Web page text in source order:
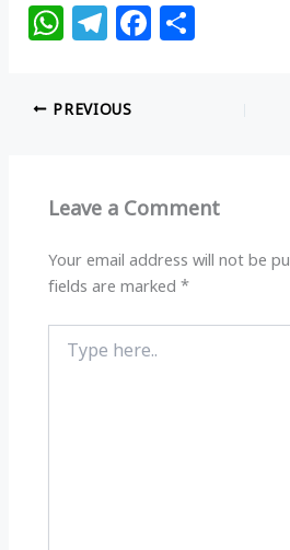
W
at
s
p
T
e
g
m
F
o
k
PREVIOUS
Leave a Comment
Your email address will not be
fields are marked*
here..